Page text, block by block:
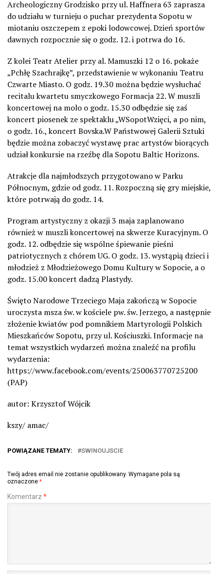
Archeologiczny Grodzisko przy ul. Haffnera 63 zaprasza
do udziału w turnieju o puchar prezydenta Sopotu w
miotaniu oszczepem z epoki lodowcowej. Dzień sportów
dawnych rozpocznie się o godz. 12. i potrwa do 16.
Z kolei Teatr Atelier przy al. Mamuszki 12 o 16. pokaże
„Pchłę Szachrajkę”, przedstawienie w wykonaniu Teatru
Czwarte Miasto. O godz. 19.30 można będzie wysłuchać
recitalu kwartetu smyczkowego Formacja 22. W muszli
koncertowej na molo o godz. 15.30 odbędzie się zaś
koncert piosenek ze spektaklu „WSopotWzięci, a po nim,
o godz. 16., koncert Bovska.W Państwowej Galerii Sztuki
będzie można zobaczyć wystawę prac artystów biorących
udział konkursie na rzeźbę dla Sopotu Baltic Horizons.
Atrakcje dla najmłodszych przygotowano w Parku
Północnym, gdzie od godz. 11. Rozpoczną się gry miejskie,
które potrwają do godz. 14.
Program artystyczny z okazji 3 maja zaplanowano
również w muszli koncertowej na skwerze Kuracyjnym. O
godz. 12. odbędzie się wspólne śpiewanie pieśni
patriotycznych z chórem UG. O godz. 13. wystąpią dzieci i
młodzież z Młodzieżowego Domu Kultury w Sopocie, a o
godz. 15.00 koncert dadzą Plastydy.
Święto Narodowe Trzeciego Maja zakończą w Sopocie
uroczysta msza św. w kościele pw. św. Jerzego, a następnie
złożenie kwiatów pod pomnikiem Martyrologii Polskich
Mieszkańców Sopotu, przy ul. Kościuszki. Informacje na
temat wszystkich wydarzeń można znaleźć na profilu
wydarzenia:
https://www.facebook.com/events/250063770725200
(PAP)
autor: Krzysztof Wójcik
kszy/ amac/
POWIĄZANE TEMATY: SWINOUJSCIE
Twój adres email nie zostanie opublikowany. Wymagane pola są
oznaczone *
Komentarz *